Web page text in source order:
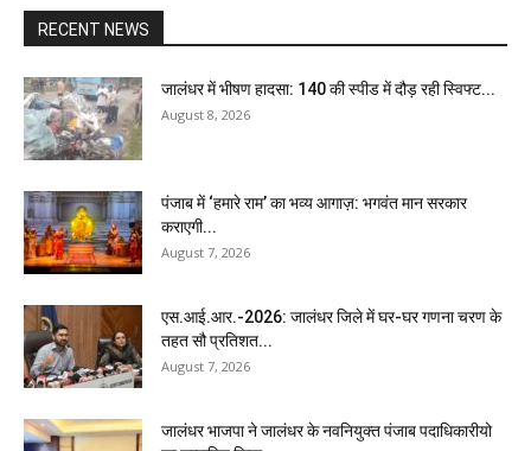
RECENT NEWS
जालंधर में भीषण हादसा: 140 की स्पीड में दौड़ रही स्विफ्ट...
August 8, 2026
पंजाब में ‘हमारे राम’ का भव्य आगाज़: भगवंत मान सरकार
कराएगी...
August 7, 2026
एस.आई.आर.-2026: जालंधर जिले में घर-घर गणना चरण के
तहत सौ प्रतिशत...
August 7, 2026
जालंधर भाजपा ने जालंधर के नवनियुक्त पंजाब पदाधिकारीयो